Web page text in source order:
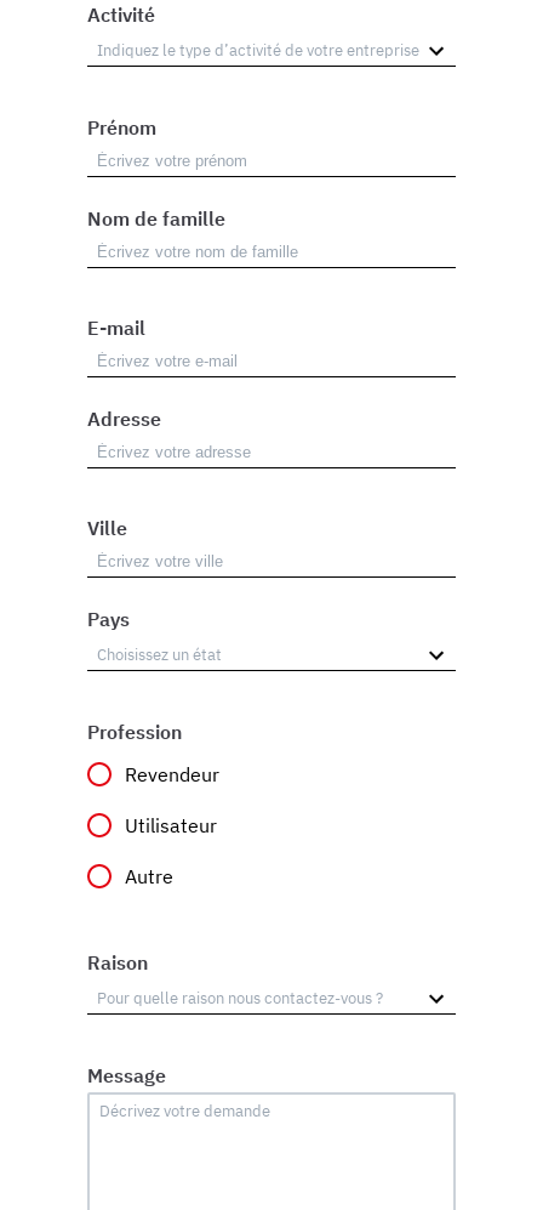
Activité
Prénom
Nom de famille
E-mail
Adresse
Ville
Pays
Profession
Revendeur
Utilisateur
Autre
Raison
Message